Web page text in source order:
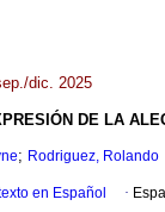
dic. 2025
DE LA
; Rodriguez, Rolando
en Español ·